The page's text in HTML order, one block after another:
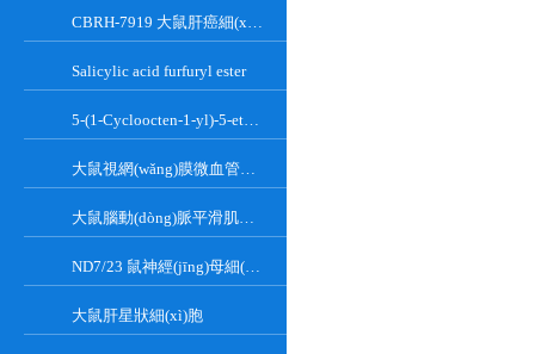
CBRH-7919 大鼠肝癌細(xì)胞
Salicylic acid furfuryl ester
5-(1-Cycloocten-1-yl)-5-ethylbarbituric acid
大鼠視網(wǎng)膜微血管內(nèi)皮細(xì)胞
大鼠腦動(dòng)脈平滑肌細(xì)胞
ND7/23 鼠神經(jīng)母細(xì)胞瘤細(xì)胞系
大鼠肝星狀細(xì)胞